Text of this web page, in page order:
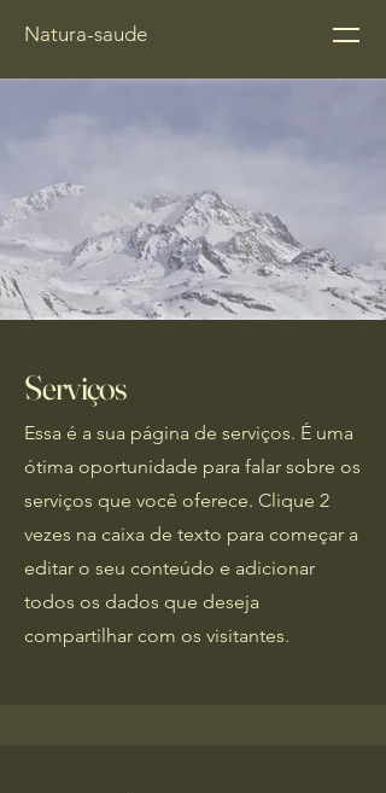
Natura-saude
​Serviços
Essa é a sua página de serviços. É uma
ótima oportunidade para falar sobre os
serviços que você oferece. Clique 2
vezes na caixa de texto para começar a
editar o seu conteúdo e adicionar
todos os dados que deseja
compartilhar com os visitantes.